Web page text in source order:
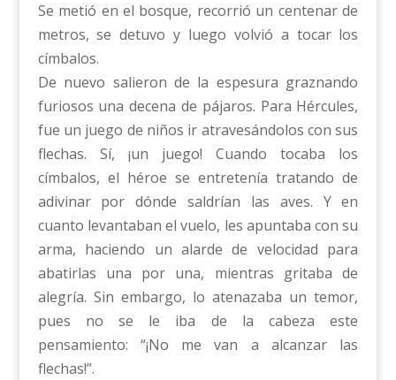
Se metió en el bosque, recorrió un centenar de
metros, se detuvo y luego volvió a tocar los
címbalos.
De nuevo salieron de la espesura graznando
furiosos una decena de pájaros. Para Hércules,
fue un juego de niños ir atravesándolos con sus
flechas. Sí, ¡un juego! Cuando tocaba los
címbalos, el héroe se entretenía tratando de
adivinar por dónde saldrían las aves. Y en
cuanto levantaban el vuelo, les apuntaba con su
arma, haciendo un alarde de velocidad para
abatirlas una por una, mientras gritaba de
alegría. Sin embargo, lo atenazaba un temor,
pues no se le iba de la cabeza este
pensamiento: “¡No me van a alcanzar las
flechas!”.